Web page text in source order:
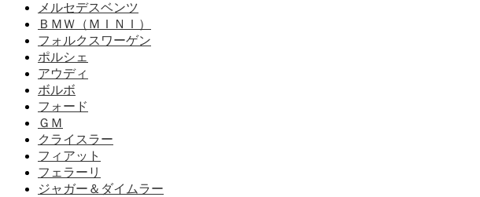
メルセデスベンツ
ＢＭＷ（ＭＩＮＩ）
フォルクスワーゲン
ポルシェ
アウディ
ボルボ
フォード
ＧＭ
クライスラー
フィアット
フェラーリ
ジャガー＆ダイムラー